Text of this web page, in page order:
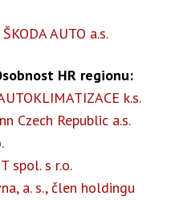
ŠKODA AUTO a.s.
HR regionu:
k.s.
Czech Republic a.s.
spol. s r.o.
a. s., člen holdingu